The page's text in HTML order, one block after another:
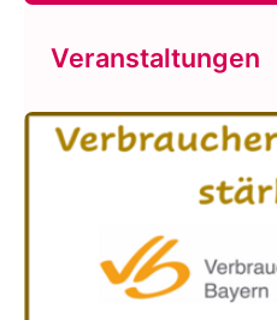
Veranstaltungen